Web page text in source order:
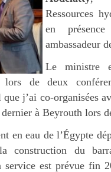
Ressources
en
ambassadeur
Le ministre
de deux
que j’ai co-organisées
à Beyrouth lors
en eau de l’Égypte
construction du
est prévue fin